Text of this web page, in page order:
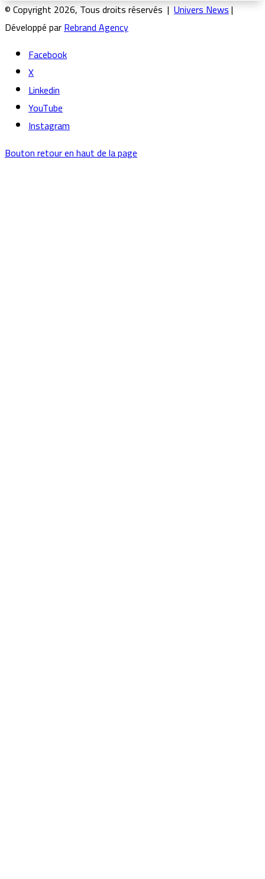
© Copyright 2026, Tous droits réservés |Univers News|
Développé parRebrand Agency
Facebook
X
Linkedin
YouTube
Instagram
Bouton retour en haut de la page